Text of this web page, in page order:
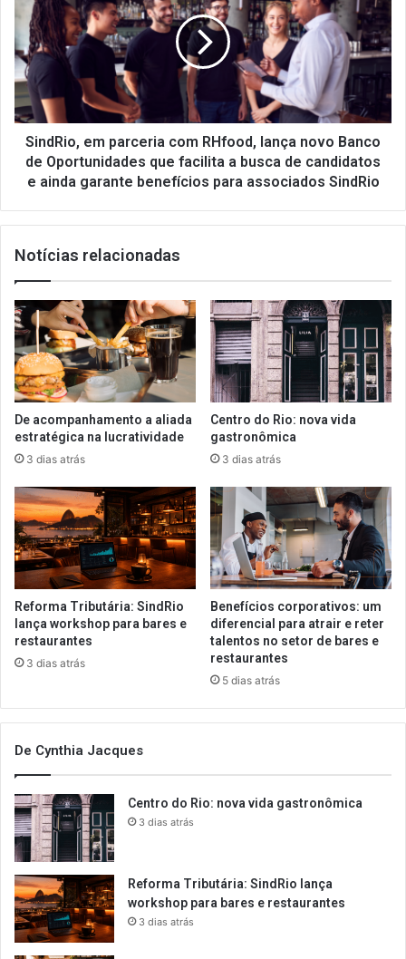
benefícios
aos
associados
parceria
com
RHfood,
lança
novo
Banco
de
Oportunidades
que
facilita
busca
candidatos
garante
benefícios
para
associados
SindRio
SindRio, em parceria com RHfood, lança novo Banco
de Oportunidades que facilita a busca de candidatos
e ainda garante benefícios para associados SindRio
Notícias relacionadas
De acompanhamento a aliada
estratégica na lucratividade
3 dias atrás
Centro do Rio: nova vida
gastronômica
3 dias atrás
Reforma Tributária: SindRio
lança workshop para bares e
restaurantes
3 dias atrás
Benefícios corporativos: um
diferencial para atrair e reter
talentos no setor de bares e
restaurantes
5 dias atrás
De Cynthia Jacques
Centro do Rio: nova vida gastronômica
3 dias atrás
Reforma Tributária: SindRio lança
workshop para bares e restaurantes
3 dias atrás